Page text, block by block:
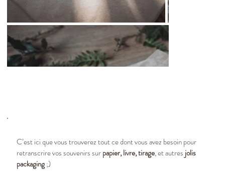
C’est ici que vous trouverez tout ce dont vous avez besoin pour
retranscrire vos souvenirs surpapier, livre, tirage, et autres jolis
packaging;)